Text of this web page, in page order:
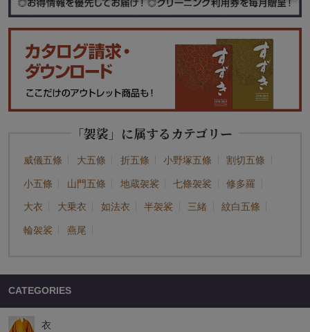
「袈裟」に属するカテゴリー
威儀五條 大五條 折五條 小野塚五條 割切五條
小五條 山門五條 地蔵袈裟 七條袈裟 修多羅
大衣 大乗衣 如法衣 半袈裟 三緒 紋白五條
輪袈裟 燕尾
CATEGORIES
衣